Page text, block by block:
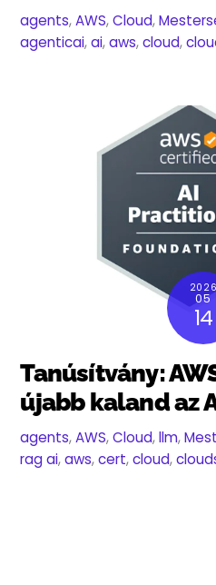
agents,AWS,Cloud,
agenticai,ai,aws,cloud,
2026
05
14
Tanúsítvány:
újabb kaland az
agents,AWS,Cloud,llm,
rag ai,aws,cert,cloud,